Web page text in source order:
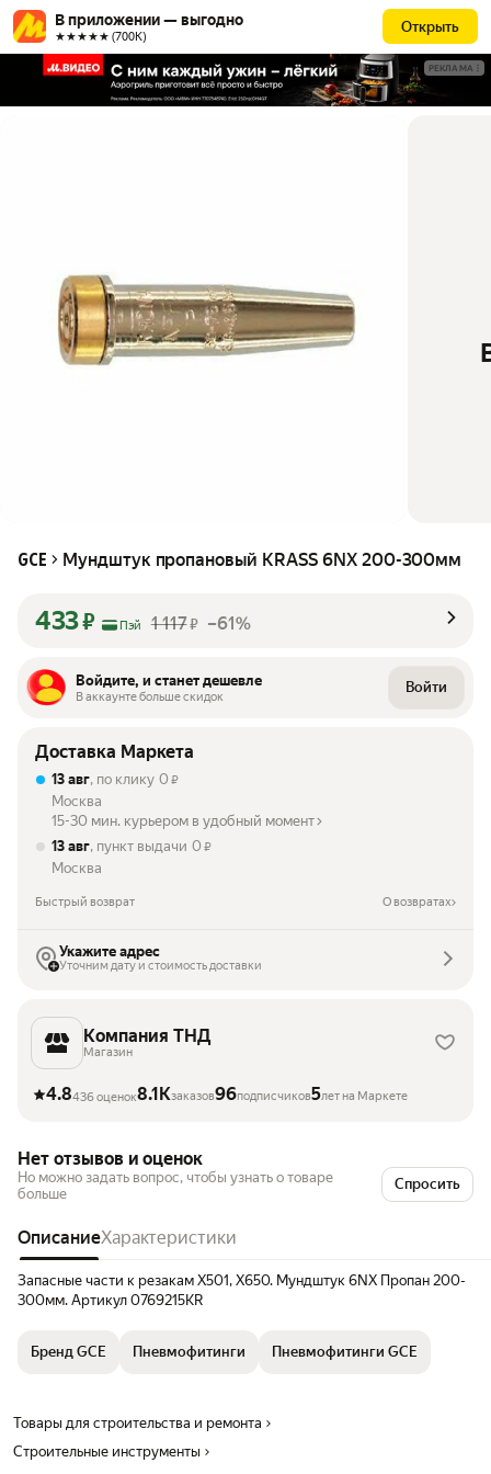
В приложении — выгодно
★★★★★ (700К)
Открыть
РЕКЛАМА
GCE Мундштук пропановый KRASS 6NX 200-300мм
433₽ Пэй 1 117₽ –61%
Войдите, и станет дешевле
В аккаунте больше скидок
Войти
Доставка Маркета
13 авг, по клику 0 ₽
Москва
15-30 мин. курьером в удобный момент
13 авг, пункт выдачи 0 ₽
Москва
Быстрый возврат О возвратах
Укажите адрес
Уточним дату и стоимость доставки
Компания ТНД
Магазин
4.8436 оценок8.1Kзаказов96подписчиков5лет на Маркете
Нет отзывов и оценок
Но можно задать вопрос, чтобы узнать о товаре
больше
Спросить
ОписаниеХарактеристики
Запасные части к резакам X501, X650. Мундштук 6NX Пропан 200-
300мм. Артикул 0769215KR
Бренд GCE Пневмофитинги Пневмофитинги GCE
Товары для строительства и ремонта
Строительные инструменты